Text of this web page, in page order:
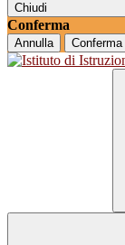
Chiudi
Conferma
Annulla Conferma